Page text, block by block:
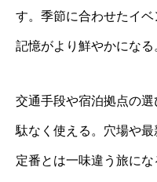
す。季節に合わせたイ
記憶がより鮮やかになる
交通手段や宿泊拠点の
駄なく使える。穴場や
定番とは一味違う旅に